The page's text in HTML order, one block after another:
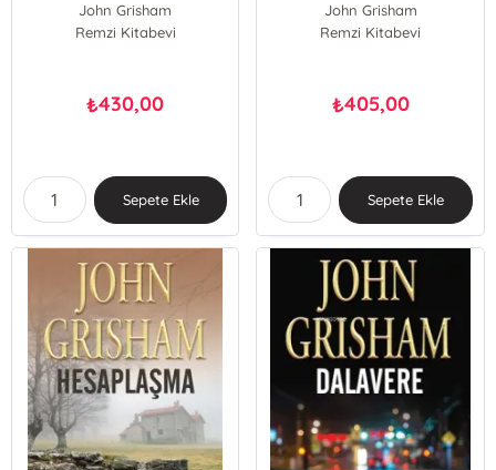
John Grisham
Remzi Kitabevi
₺430,00
Sepete Ekle
John Grisham
Remzi Kitabevi
₺405,00
Sepete Ekle